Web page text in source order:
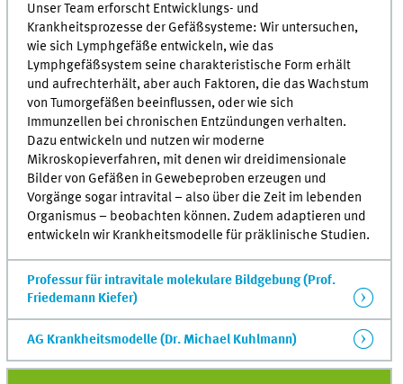
Unser Team erforscht Entwicklungs- und
Krankheitsprozesse der Gefäßsysteme: Wir untersuchen,
wie sich Lymphgefäße entwickeln, wie das
Lymphgefäßsystem seine charakteristische Form erhält
und aufrechterhält, aber auch Faktoren, die das Wachstum
von Tumorgefäßen beeinflussen, oder wie sich
Immunzellen bei chronischen Entzündungen verhalten.
Dazu entwickeln und nutzen wir moderne
Mikroskopieverfahren, mit denen wir dreidimensionale
Bilder von Gefäßen in Gewebeproben erzeugen und
Vorgänge sogar intravital – also über die Zeit im lebenden
Organismus – beobachten können. Zudem adaptieren und
entwickeln wir Krankheitsmodelle für präklinische Studien.
Professur für intravitale molekulare Bildgebung (Prof.
Friedemann Kiefer)
AG Krankheitsmodelle (Dr. Michael Kuhlmann)